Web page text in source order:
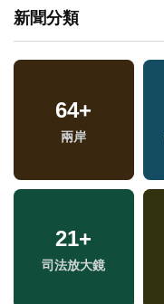
新聞分類
64+
兩岸
21+
司法放大鏡